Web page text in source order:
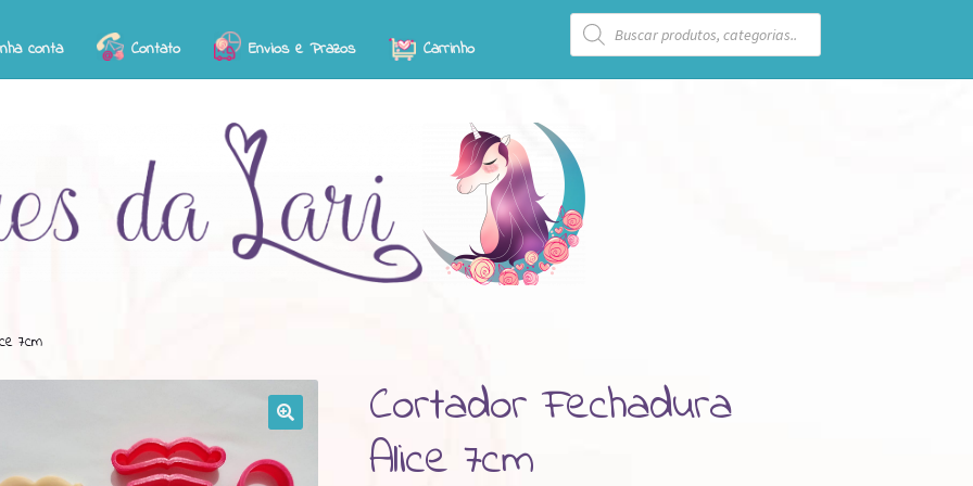
conta Contato Envios e Prazos Carrinho
Pesquisar
produtos
7cm
Cortador Fechadura
Alice 7cm